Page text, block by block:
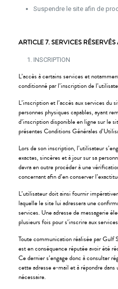
Suspendre le site afin de
ARTICLE 7. SERVICES
INSCRIPTION
L’accès à certains services et
conditionné par l’inscription de
L’inscription et l’accès aux services du
personnes physiques capables, ayant
d’inscription disponible en ligne sur le
présentes Conditions Générales
Lors de son inscription, l’utilisateur
exactes, sincères et à jour sur sa
devra en outre procéder à une
concernant afin d’en conserver
L’utilisateur doit ainsi fournir
laquelle le site lui adressera une
services. Une adresse de messagerie
plusieurs fois pour s’inscrire aux
Toute communication réalisée par Gulf
est en conséquence réputée avoir été
Ce dernier s’engage donc à consulter
cette adresse e-mail et à répondre dans
nécessaire.